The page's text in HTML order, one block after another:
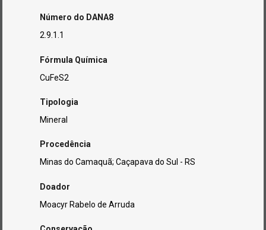
Número do DANA8
2.9.1.1
Fórmula Química
CuFeS2
Tipologia
Mineral
Procedência
Minas do Camaquã; Caçapava do Sul - RS
Doador
Moacyr Rabelo de Arruda